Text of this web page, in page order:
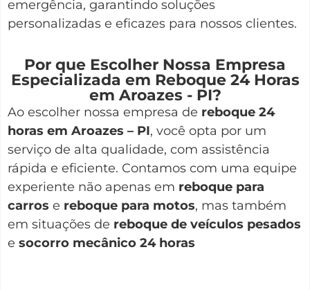
emergência, garantindo soluções
personalizadas e eficazes para nossos clientes.
Por que Escolher Nossa Empresa
Especializada em Reboque 24 Horas
em Aroazes - PI?
Ao escolher nossa empresa de reboque 24
horas em Aroazes – PI, você opta por um
serviço de alta qualidade, com assistência
rápida e eficiente. Contamos com uma equipe
experiente não apenas em reboque para
carros e reboque para motos, mas também
em situações de reboque de veículos pesados
e socorro mecânico 24 horas